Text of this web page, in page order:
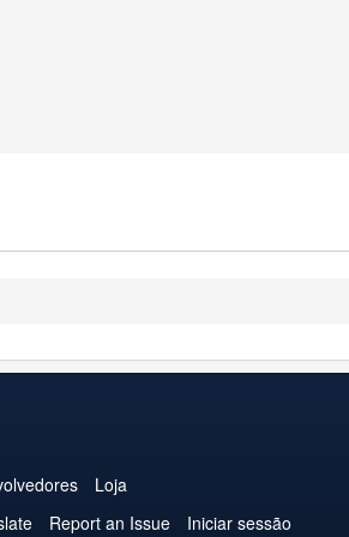
Loja
Report an Issue Iniciar sessão